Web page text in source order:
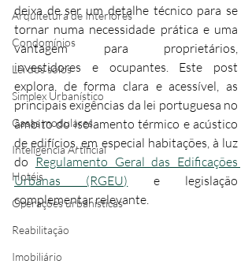
Arquitetura de Interiores
Condomínios
Lei dos solos
Simplex Urbanístico
Casas modulares
Inteligência Artificial
Hotéis
Operações urbanísticas
Reabilitação
Imobiliário
deixa de ser um detalhe técnico para se
tornar numa necessidade prática e uma
vantagem para proprietários,
investidores e ocupantes. Este post
explora, de forma clara e acessível, as
principais exigências da lei portuguesa no
âmbito do isolamento térmico e acústico
de edifícios, em especial habitações, à luz
do Regulamento Geral das Edificações
Urbanas (RGEU) e legislação
complementar relevante.